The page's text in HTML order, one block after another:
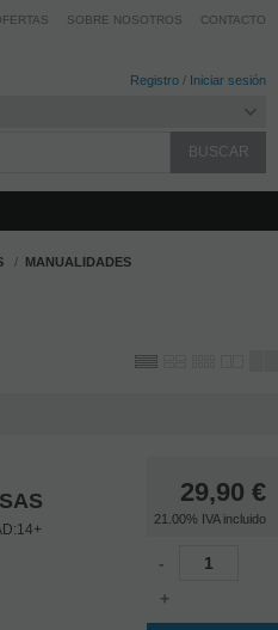
Registro / Iniciar sesión
SOBRE NOSOTROS CONTACTO
MANUALIDADES
29,90 €
21.00% IVA incluido
-
+